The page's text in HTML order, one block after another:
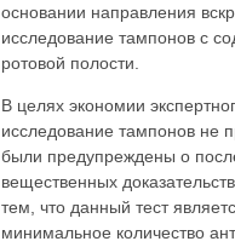
основании направления
исследование тампонов с
ротовой полости.
В целях экономии
исследование тампонов не
были предупреждены о
вещественных
тем, что данный тест
минимальное количество